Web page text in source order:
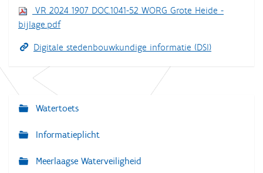
VR 2024 1907 DOC.1041-52 WORG Grote Heide -
bijlage.pdf
Digitale stedenbouwkundige informatie (DSI)
N
a
i
Watertoets
Informatieplicht
Meerlaagse Waterveiligheid